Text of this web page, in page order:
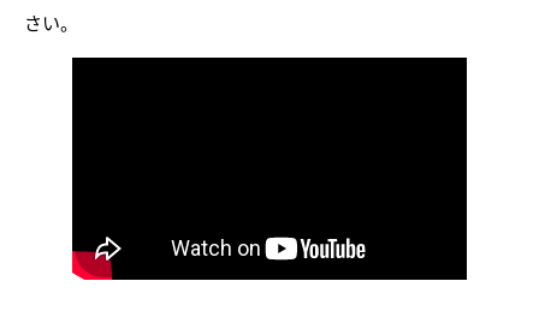
さい。